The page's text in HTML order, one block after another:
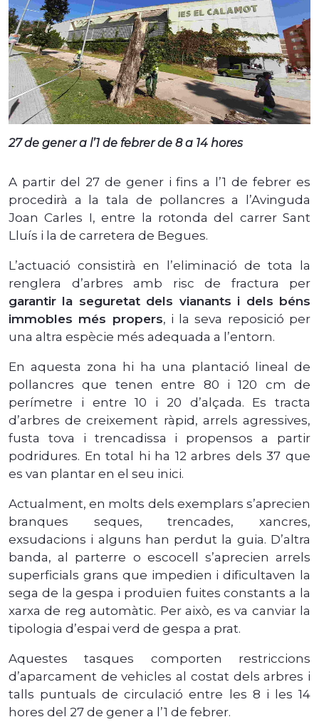
27 de gener a l’1 de febrer de 8 a 14 hores
A partir del 27 de gener i fins a l’1 de febrer es
procedirà a la tala de pollancres a l’Avinguda
Joan Carles I, entre la rotonda del carrer Sant
Lluís i la de carretera de Begues.
L’actuació consistirà en l’eliminació de tota la
renglera d’arbres amb risc de fractura per
garantir la seguretat dels vianants i dels béns
immobles més propers, i la seva reposició per
una altra espècie més adequada a l’entorn.
En aquesta zona hi ha una plantació lineal de
pollancres que tenen entre 80 i 120 cm de
perímetre i entre 10 i 20 d’alçada. Es tracta
d’arbres de creixement ràpid, arrels agressives,
fusta tova i trencadissa i propensos a partir
podridures. En total hi ha 12 arbres dels 37 que
es van plantar en el seu inici.
Actualment, en molts dels exemplars s’aprecien
branques seques, trencades, xancres,
exsudacions i alguns han perdut la guia. D’altra
banda, al parterre o escocell s’aprecien arrels
superficials grans que impedien i dificultaven la
sega de la gespa i produïen fuites constants a la
xarxa de reg automàtic. Per això, es va canviar la
tipologia d’espai verd de gespa a prat.
Aquestes tasques comporten restriccions
d’aparcament de vehicles al costat dels arbres i
talls puntuals de circulació entre les 8 i les 14
hores del 27 de gener a l’1 de febrer.